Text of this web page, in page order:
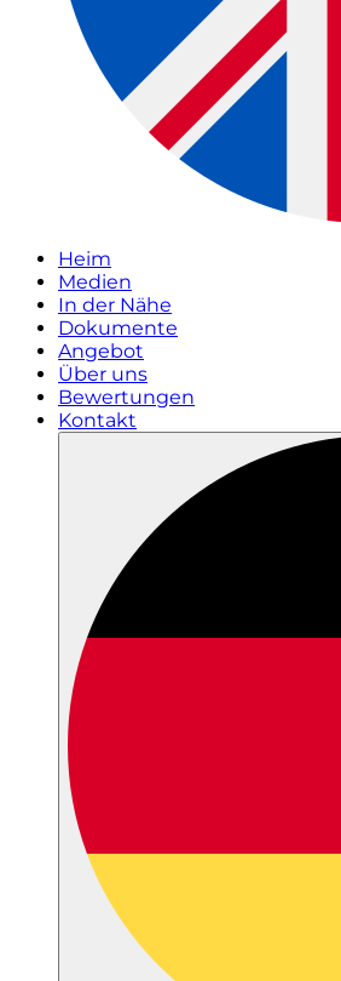
Heim
Medien
In der Nähe
Dokumente
Angebot
Über uns
Bewertungen
Kontakt